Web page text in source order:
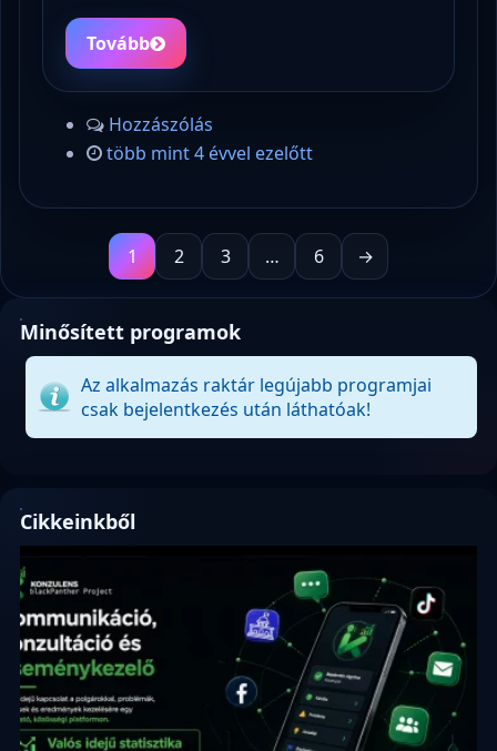
Tovább
Hozzászólás
több mint 4 évvel ezelőtt
1 2 3 … 6 →
Minősített programok
Az alkalmazás raktár legújabb programjai
csak bejelentkezés után láthatóak!
Cikkeinkből